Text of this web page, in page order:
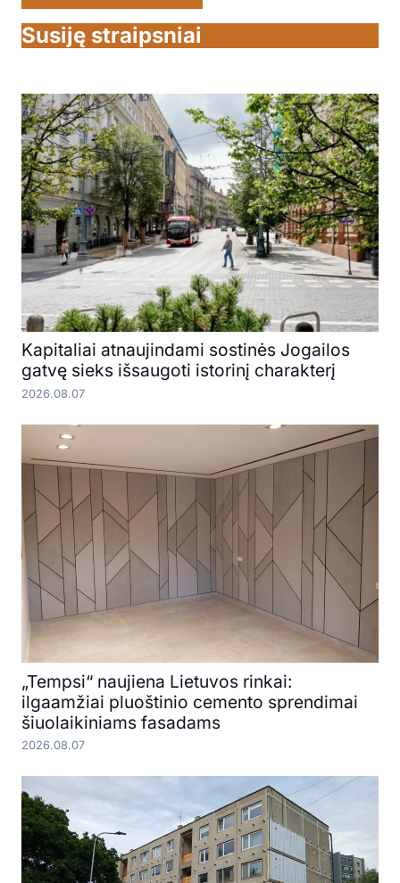
Susiję straipsniai
Kapitaliai atnaujindami sostinės Jogailos
gatvę sieks išsaugoti istorinį charakterį
2026.08.07
„Tempsi“ naujiena Lietuvos rinkai:
ilgaamžiai pluoštinio cemento sprendimai
šiuolaikiniams fasadams
2026.08.07